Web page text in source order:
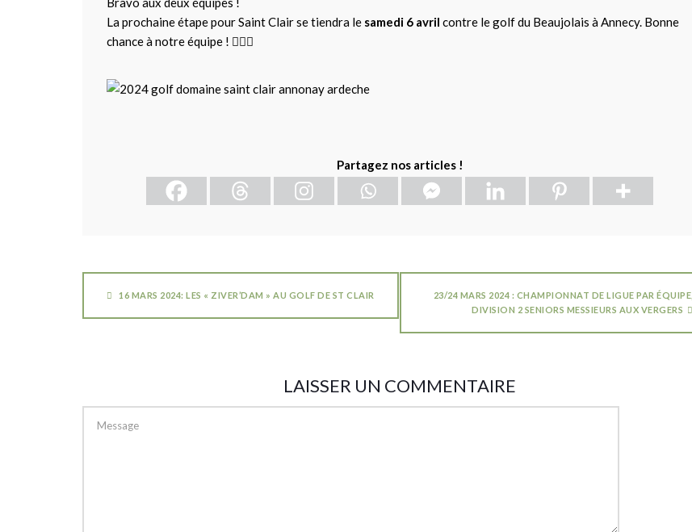
La prochaine étape pour Saint Clair se tiendra le samedi 6 avril contre le golf du Beaujolais à Annecy. Bonne
chance à notre équipe ! 🏌️‍♂️⛳
Partagez nos articles !
16 MARS 2024: LES « ZIVER’DAM » AU GOLF DE ST CLAIR
23/24 MARS 2024 : CHAMPIONNAT DE LIGUE PAR ÉQUIPE,
DIVISION 2 SENIORS MESSIEURS AUX VERGERS
LAISSER UN COMMENTAIRE